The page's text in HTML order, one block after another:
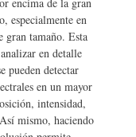
especialmente en
gran tamaño. Esta
en detalle
pueden detectar
en un mayor
intensidad,
mismo, haciendo